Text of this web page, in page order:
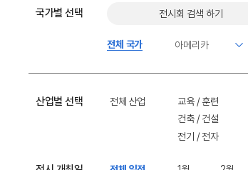
국가별 선택
전체 국가
산업별 선택 전체 산업 교육 / 훈련
건축 / 건설
전기 / 전자